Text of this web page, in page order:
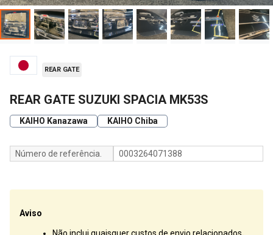
REAR GATE
REAR GATE SUZUKI SPACIA MK53S
KAIHO Kanazawa KAIHO Chiba
Número de referência. 0003264071388
Aviso